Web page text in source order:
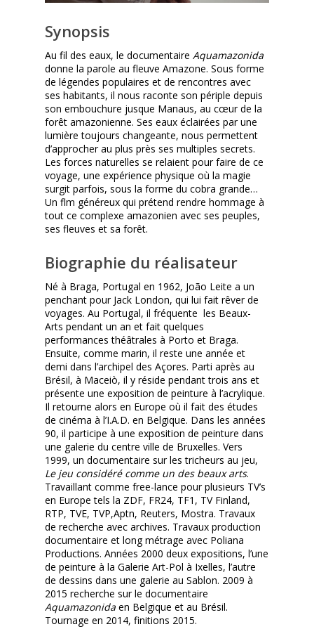
Synopsis
Au fil des eaux, le documentaireAquamazonida
donne la parole au fleuve Amazone. Sous forme
de légendes populaires et de rencontres avec
ses habitants, il nous raconte son périple depuis
son embouchure jusque Manaus, au cœur de la
forêt amazonienne. Ses eaux éclairées par une
lumière toujours changeante, nous permettent
d’approcher au plus près ses multiples secrets.
Les forces naturelles se relaient pour faire de ce
voyage, une expérience physique où la magie
surgit parfois, sous la forme du cobra grande…
Un flm généreux qui prétend rendre hommage à
tout ce complexe amazonien avec ses peuples,
ses fleuves et sa forêt.
Biographie du réalisateur
Né à Braga, Portugal en 1962, João Leite a un
penchant pour Jack London, qui lui fait rêver de
voyages. Au Portugal, il fréquente les Beaux-
Arts pendant un an et fait quelques
performances théâtrales à Porto et Braga.
Ensuite, comme marin, il reste une année et
demi dans l’archipel des Açores. Parti après au
Brésil, à Maceiò, il y réside pendant trois ans et
présente une exposition de peinture à l’acrylique.
Il retourne alors en Europe où il fait des études
de cinéma à l’I.A.D. en Belgique. Dans les années
90, il participe à une exposition de peinture dans
une galerie du centre ville de Bruxelles. Vers
1999, un documentaire sur les tricheurs au jeu,
Le jeu considéré comme un des beaux arts.
Travaillant comme free-lance pour plusieurs TV’s
en Europe tels la ZDF, FR24, TF1, TV Finland,
RTP, TVE, TVP,Aptn, Reuters, Mostra. Travaux
de recherche avec archives. Travaux production
documentaire et long métrage avec Poliana
Productions. Années 2000 deux expositions, l’une
de peinture à la Galerie Art-Pol à Ixelles, l’autre
de dessins dans une galerie au Sablon. 2009 à
2015 recherche sur le documentaire
Aquamazonida en Belgique et au Brésil.
Tournage en 2014, finitions 2015.